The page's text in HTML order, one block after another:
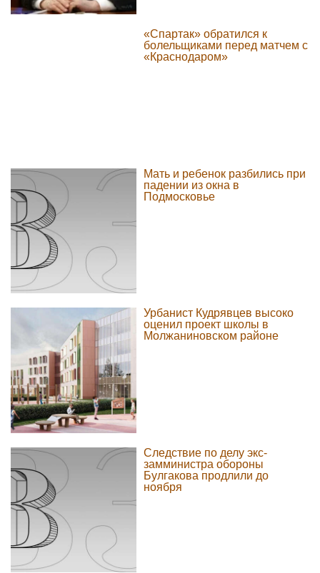
«Спартак» обратился к
болельщиками перед матчем с
«Краснодаром»
Мать и ребенок разбились при
падении из окна в
Подмосковье
Урбанист Кудрявцев высоко
оценил проект школы в
Молжаниновском районе
Следствие по делу экс-
замминистра обороны
Булгакова продлили до
ноября